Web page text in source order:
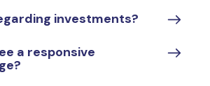
investments?
a responsive